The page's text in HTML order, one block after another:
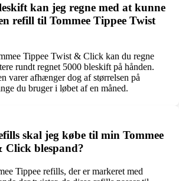
kan jeg regne med at kunne
refill til Tommee Tippee Twist
Tippee Twist & Click kan du regne
rundt regnet 5000 bleskift på hånden.
varer afhænger dog af størrelsen på
du bruger i løbet af en måned.
skal jeg købe til min Tommee
Click blespand?
Tippee refills, der er markeret med